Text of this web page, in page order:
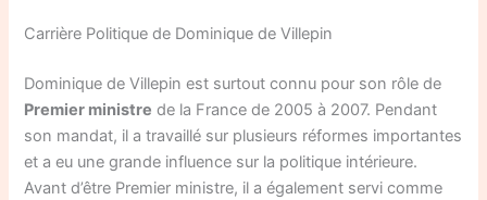
Carrière Politique de Dominique de Villepin
Dominique de Villepin est surtout connu pour son rôle de
Premier ministre de la France de 2005 à 2007. Pendant
son mandat, il a travaillé sur plusieurs réformes importantes
et a eu une grande influence sur la politique intérieure.
Avant d’être Premier ministre, il a également servi comme